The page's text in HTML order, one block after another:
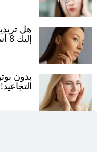
هل
إليك 8 أسرار للحصول على مظهر جذاب!
بدون
التجاعيد!